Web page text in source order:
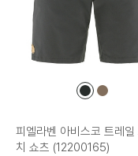
컬
컬
피엘라벤 아비스코 트레일
치 쇼츠 (12200165)